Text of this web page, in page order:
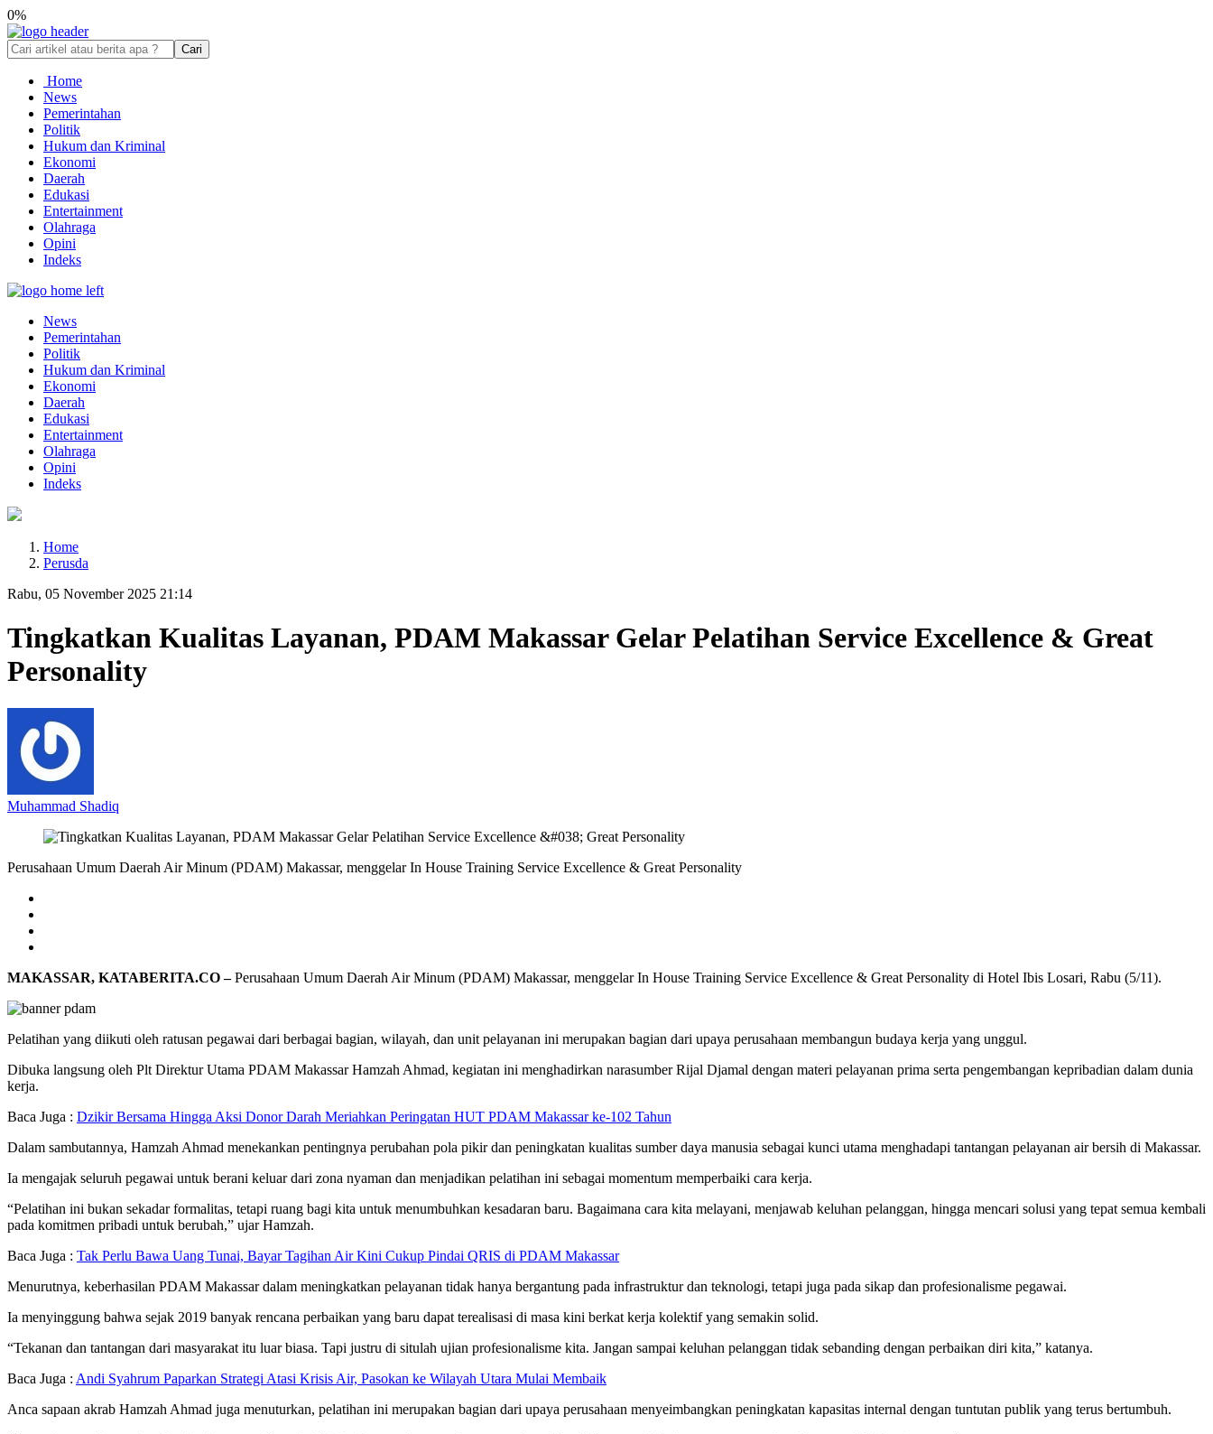
0%
Cari
Home
News
Pemerintahan
Politik
Hukum dan Kriminal
Ekonomi
Daerah
Edukasi
Entertainment
Olahraga
Opini
Indeks
News
Pemerintahan
Politik
Hukum dan Kriminal
Ekonomi
Daerah
Edukasi
Entertainment
Olahraga
Opini
Indeks
Home
Perusda
Rabu, 05 November 2025 21:14
Tingkatkan Kualitas Layanan, PDAM Makassar Gelar Pelatihan Service Excellence & Great
Personality
Muhammad Shadiq
Perusahaan Umum Daerah Air Minum (PDAM) Makassar, menggelar In House Training Service Excellence & Great Personality
MAKASSAR, KATABERITA.CO –Perusahaan Umum Daerah Air Minum (PDAM) Makassar, menggelar In House Training Service Excellence & Great Personality di Hotel Ibis Losari, Rabu (5/11).
Pelatihan yang diikuti oleh ratusan pegawai dari berbagai bagian, wilayah, dan unit pelayanan ini merupakan bagian dari upaya perusahaan membangun budaya kerja yang unggul.
Dibuka langsung oleh Plt Direktur Utama PDAM Makassar Hamzah Ahmad, kegiatan ini menghadirkan narasumber Rijal Djamal dengan materi pelayanan prima serta pengembangan kepribadian dalam dunia
kerja.
Baca Juga : Dzikir Bersama Hingga Aksi Donor Darah Meriahkan Peringatan HUT PDAM Makassar ke-102 Tahun
Dalam sambutannya, Hamzah Ahmad menekankan pentingnya perubahan pola pikir dan peningkatan kualitas sumber daya manusia sebagai kunci utama menghadapi tantangan pelayanan air bersih di Makassar.
Ia mengajak seluruh pegawai untuk berani keluar dari zona nyaman dan menjadikan pelatihan ini sebagai momentum memperbaiki cara kerja.
“Pelatihan ini bukan sekadar formalitas, tetapi ruang bagi kita untuk menumbuhkan kesadaran baru. Bagaimana cara kita melayani, menjawab keluhan pelanggan, hingga mencari solusi yang tepat semua kembali
pada komitmen pribadi untuk berubah,” ujar Hamzah.
Baca Juga : Tak Perlu Bawa Uang Tunai, Bayar Tagihan Air Kini Cukup Pindai QRIS di PDAM Makassar
Menurutnya, keberhasilan PDAM Makassar dalam meningkatkan pelayanan tidak hanya bergantung pada infrastruktur dan teknologi, tetapi juga pada sikap dan profesionalisme pegawai.
Ia menyinggung bahwa sejak 2019 banyak rencana perbaikan yang baru dapat terealisasi di masa kini berkat kerja kolektif yang semakin solid.
“Tekanan dan tantangan dari masyarakat itu luar biasa. Tapi justru di situlah ujian profesionalisme kita. Jangan sampai keluhan pelanggan tidak sebanding dengan perbaikan diri kita,” katanya.
Baca Juga : Andi Syahrum Paparkan Strategi Atasi Krisis Air, Pasokan ke Wilayah Utara Mulai Membaik
Anca sapaan akrab Hamzah Ahmad juga menuturkan, pelatihan ini merupakan bagian dari upaya perusahaan menyeimbangkan peningkatan kapasitas internal dengan tuntutan publik yang terus bertumbuh.